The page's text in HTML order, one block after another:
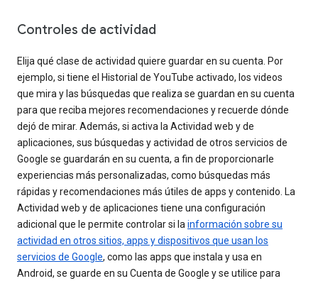
Controles de actividad
Elija qué clase de actividad quiere guardar en su cuenta. Por
ejemplo, si tiene el Historial de YouTube activado, los videos
que mira y las búsquedas que realiza se guardan en su cuenta
para que reciba mejores recomendaciones y recuerde dónde
dejó de mirar. Además, si activa la Actividad web y de
aplicaciones, sus búsquedas y actividad de otros servicios de
Google se guardarán en su cuenta, a fin de proporcionarle
experiencias más personalizadas, como búsquedas más
rápidas y recomendaciones más útiles de apps y contenido. La
Actividad web y de aplicaciones tiene una configuración
adicional que le permite controlar si la información sobre su
actividad en otros sitios, apps y dispositivos que usan los
servicios de Google, como las apps que instala y usa en
Android, se guarde en su Cuenta de Google y se utilice para